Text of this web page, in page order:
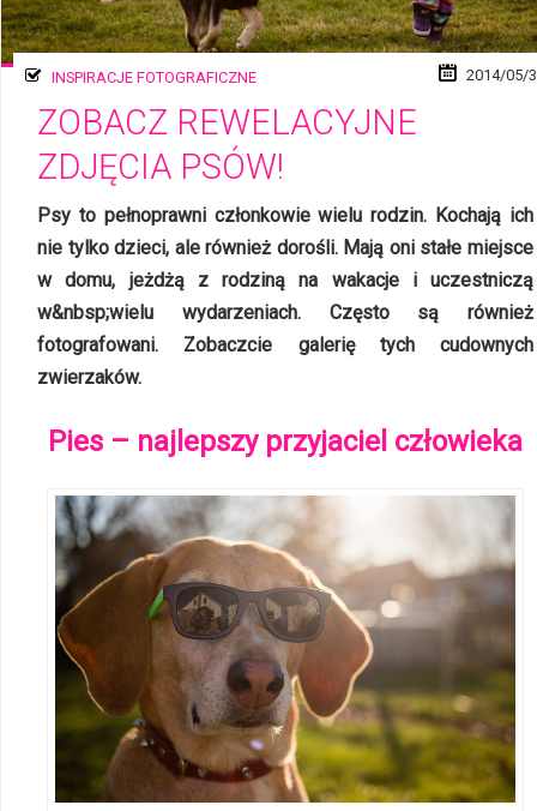
INSPIRACJE FOTOGRAFICZNE 2014/05/
ZOBACZ REWELACYJNE
ZDJĘCIA PSÓW!
Psy to pełnoprawni członkowie wielu rodzin. Kochają ich
nie tylko dzieci, ale również dorośli. Mają oni stałe miejsce
w domu, jeżdżą z rodziną na wakacje i uczestniczą
w&nbsp;wielu wydarzeniach. Często są również
fotografowani. Zobaczcie galerię tych cudownych
zwierzaków.
Pies – najlepszy przyjaciel człowieka